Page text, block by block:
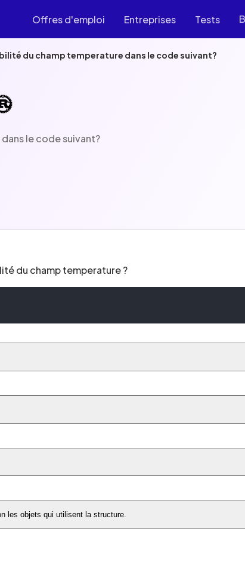
Offres d'emploi Entreprises Tests
du champ temperature dans le code suivant?
le code suivant?
du champ temperature ?
les objets qui utilisent la structure.